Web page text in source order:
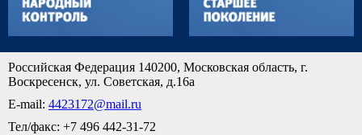
Российская Федерация 140200, Московская область, г.
Воскресенск, ул. Советская, д.16а
E-mail: 4423172@mail.ru
Тел/факс: +7 496 442-31-72